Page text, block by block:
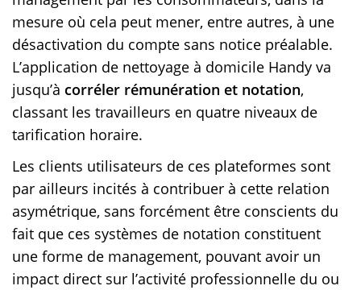
mesure où cela peut mener, entre autres, à une
désactivation du compte sans notice préalable.
L’application de nettoyage à domicile Handy va
jusqu’à corréler rémunération et notation,
classant les travailleurs en quatre niveaux de
tarification horaire.
Les clients utilisateurs de ces plateformes sont
par ailleurs incités à contribuer à cette relation
asymétrique, sans forcément être conscients du
fait que ces systèmes de notation constituent
une forme de management, pouvant avoir un
impact direct sur l’activité professionnelle du ou